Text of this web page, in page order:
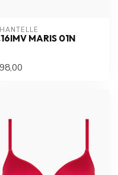
MARIS 01N